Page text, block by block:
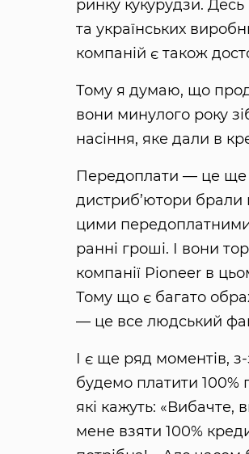
ринку кукурудзи.
та українських
компаній є також
Тому я думаю, що
вони минулого року
насіння, яке дали в
Передоплати — це ще
дистриб’ютори брали
цими
ранні гроші. І вони
компанії Pioneer в
Тому що є багато
— це все людський
І є ще ряд моментів,
будемо платити 100%
які кажуть: «Вибачте,
мене взяти 100%